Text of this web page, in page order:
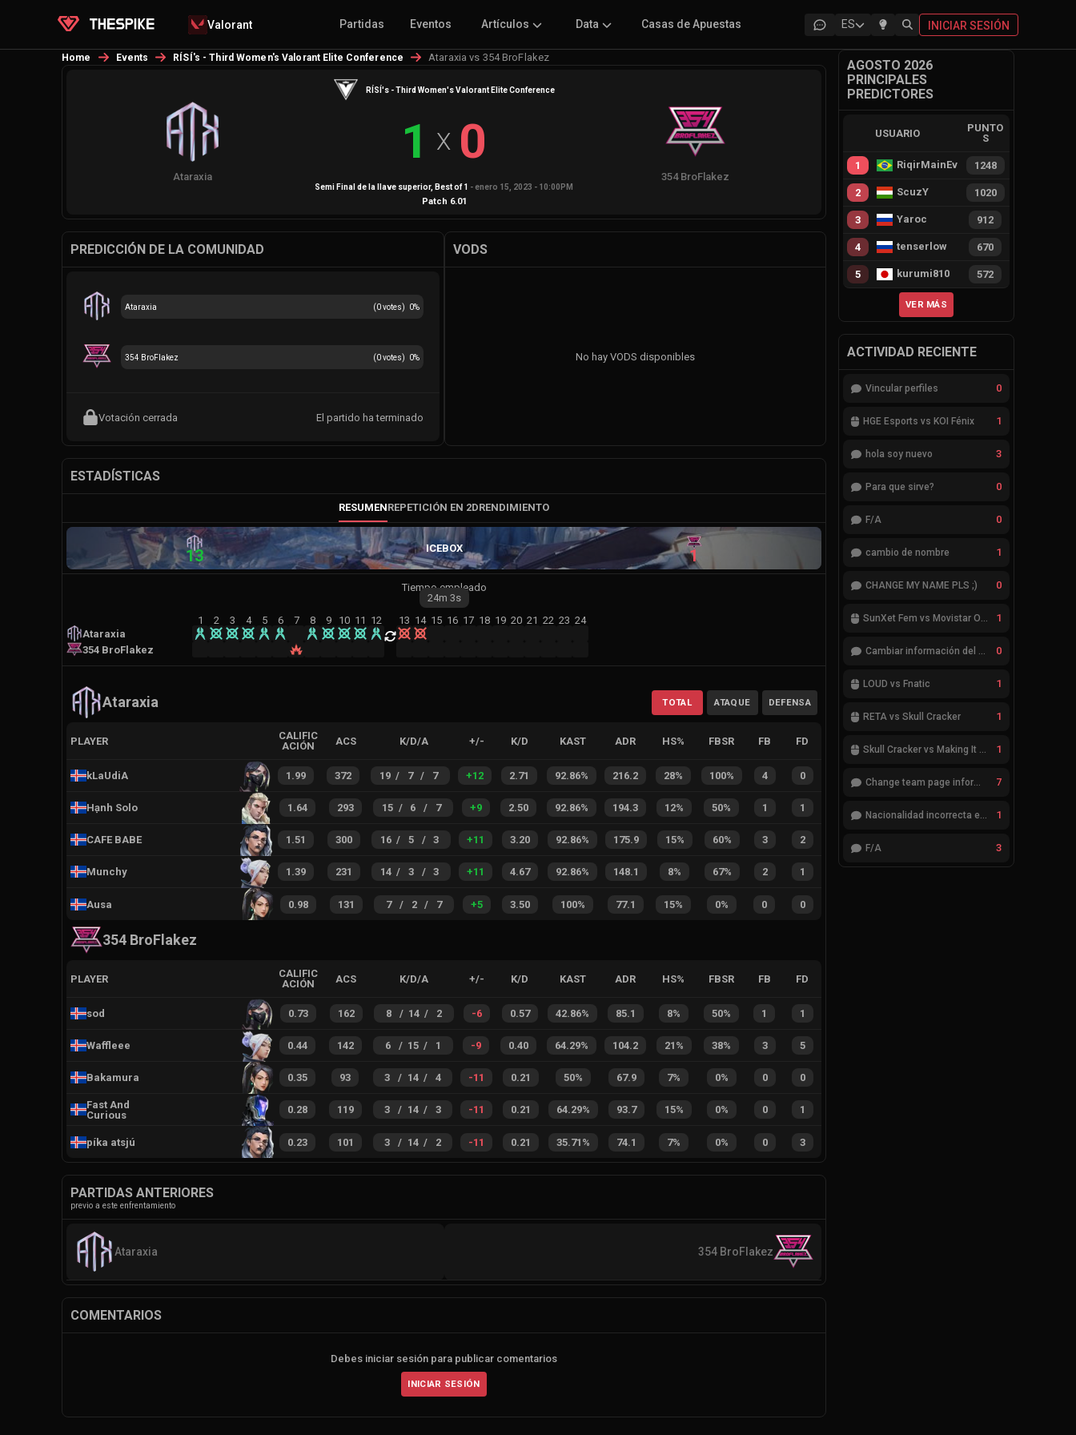
Valorant Partidas Eventos Artículos Data Casas de Apuestas ES INICIAR SESIÓN
Home Events RÍSÍ's - Third Women's Valorant Elite Conference Ataraxia vs 354 BroFlakez
RÍSÍ's - Third Women's Valorant Elite Conference
Ataraxia
1 X 0
354 BroFlakez
Semi Final de la llave superior, Best of1 - enero 15, 2023 - 10:00PM
Patch 6.01
PREDICCIÓN DE LA COMUNIDAD
(0votes) 0%
Ataraxia
(0votes) 0%
354 BroFlakez
Votación cerrada El partido ha terminado
VODS
No hay VODS disponibles
ESTADÍSTICAS
RESUMENREPETICIÓN EN 2DRENDIMIENTO
13 ICEBOX 1
Tiempo empleado
24m 3s
Ataraxia
354 BroFlakez
1 2 3 4 5 6 7 8 9 10 11 12 13 14 15 16 17 18 19 20 21 22 23 24
Ataraxia TOTAL ATAQUE DEFENSA
PLAYER
CALIFIC
ACIÓN
ACS K/D/A +/- K/D KAST ADR HS% FBSR FB FD
kLaUdiA 1.99 372 19 / 7 / 7 +12 2.71 92.86% 216.2 28% 100% 4 0
Hạnh Solo 1.64 293 15 / 6 / 7 +9 2.50 92.86% 194.3 12% 50% 1 1
CAFE BABE 1.51 300 16 / 5 / 3 +11 3.20 92.86% 175.9 15% 60% 3 2
Munchy 1.39 231 14 / 3 / 3 +11 4.67 92.86% 148.1 8% 67% 2 1
Ausa 0.98 131 7 / 2 / 7 +5 3.50 100% 77.1 15% 0% 0 0
354 BroFlakez
PLAYER
CALIFIC
ACIÓN
ACS K/D/A +/- K/D KAST ADR HS% FBSR FB FD
sod 0.73 162 8 / 14 / 2 -6 0.57 42.86% 85.1 8% 50% 1 1
Waffleee 0.44 142 6 / 15 / 1 -9 0.40 64.29% 104.2 21% 38% 3 5
Bakamura 0.35 93 3 / 14 / 4 -11 0.21 50% 67.9 7% 0% 0 0
Fast And
Curious
0.28 119 3 / 14 / 3 -11 0.21 64.29% 93.7 15% 0% 0 1
píka atsjú 0.23 101 3 / 14 / 2 -11 0.21 35.71% 74.1 7% 0% 0 3
PARTIDAS ANTERIORES
previo a este enfrentamiento
Ataraxia 354 BroFlakez
COMENTARIOS
Debes iniciar sesión para publicar comentarios
INICIAR SESIÓN
AGOSTO 2026
PRINCIPALES
PREDICTORES
USUARIO
PUNTO
S
1 RiqirMainEvie 1248
2 ScuzY 1020
3 Yaroc 912
4 tenserlow 670
5 kurumi810 572
VER MÁS
ACTIVIDAD RECIENTE
Vincular perfiles 0
HGE Esports vs KOI Fénix 1
hola soy nuevo 3
Para que sirve? 0
F/A 0
cambio de nombre 1
CHANGE MY NAME PLS ;) 0
SunXet Fem vs Movistar Optix Fem 1
Cambiar información del Team 0
LOUD vs Fnatic 1
RETA vs Skull Cracker 1
Skull Cracker vs Making It Look Easy 1
Change team page information 7
Nacionalidad incorrecta en el jugador cheatcode 1
F/A 3